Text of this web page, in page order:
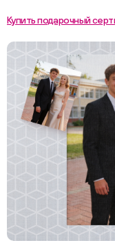
Купить подарочный